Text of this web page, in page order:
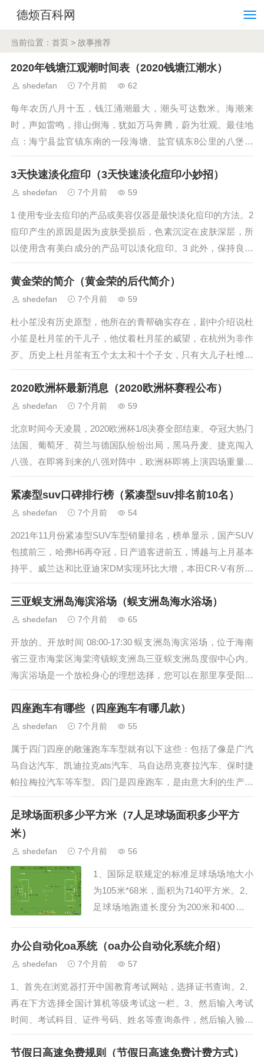
德烦百科网
当前位置： 首页 > 故事推荐
2020年钱塘江观潮时间表（2020钱塘江潮水）
shedefan 7个月前 62
每年农历八月十五，钱江涌潮最大，潮头可达数米。海潮来
时，声如雷鸣，排山倒海，犹如万马奔腾，蔚为壮观。最佳地
点：海宁县盐官镇东南的一段海塘、盐官镇东8公里的八堡、
盐官镇西12公里的老盐仓。试着回答一下这...
3天快速淡化痘印（3天快速淡化痘印小妙招）
shedefan 7个月前 59
1 使用专业去痘印的产品或美容仪器是最快淡化痘印的方法。2
痘印产生的原因是因为皮肤受损后，色素沉淀在皮肤深层，所
以使用含有美白成分的产品可以淡化痘印。3 此外，保持良好
的生活习惯，如规律作息、饮食健...
黄金荣的简介（黄金荣的后代简介）
shedefan 7个月前 59
杜小笙没有历史原型，他所在的青帮确实存在，剧中介绍说杜
小笙是杜月笙的干儿子，他仗着杜月笙的威望，在杭州为非作
歹。历史上杜月笙有五个太太和十个子女，只有大儿子杜维藩
是领养的，其他都是亲生子女。杜月笙的干...
2020欧洲杯最新消息（2020欧洲杯赛程公布）
shedefan 7个月前 59
北京时间今天凌晨，2020欧洲杯1/8决赛全部结束。夺冠大热门
法国、葡萄牙、荷兰与德国队纷纷出局，黑马丹麦、捷克闯入
八强。在即将到来的八强对阵中，欧洲杯即将上演四场重量级
较量：分别是瑞士对阵西班牙、比...
紧凑型suv口碑排行榜（紧凑型suv排名前10名）
shedefan 7个月前 54
2021年11月份紧凑型SUV车型销量排名，榜单显示，国产SUV
包揽前三，哈弗H6再夺冠，日产逍客进前五，博越与上月基本
持平。威兰达和比亚迪宋DM实现环比大增，本田CR-V有所好
转，丰田RAV4荣放、...
三亚蜈支洲岛海滨浴场（蜈支洲岛海水浴场）
shedefan 7个月前 65
开放的。开放时间 08:00-17:30 蜈支洲岛海滨浴场，位于海南
省三亚市海棠区海棠湾镇蜈支洲岛三亚蜈支洲岛度假中心内。
海滨浴场是一个放松身心的理想选择，您可以在那里享受阳光
和海浪。海洋之...
四座跑车有哪些（四座跑车有哪几款）
shedefan 7个月前 55
属于四门四座的敞篷跑车车型就有以下这些：包括了像是广汽
马自达汽车、凯迪拉克ats汽车、马自达昂克赛拉汽车、保时捷
帕拉梅拉汽车等车型。四门是四座跑车，是由意大利的生产厂
商进行生产的一种先进的跑车。1.阿...
足球场面积多少平方米（7人足球场面积多少平方
米）
shedefan 7个月前 56
1、国际足联规定的标准足球场场地大小
为105米*68米，面积为7140平方米。2、
足球场地跑道长度分为200米和400米，
同：（1）200米跑道运动场200米4道跑
办公自动化oa系统（oa办公自动化系统介绍）
shedefan 7个月前 57
1、首先在浏览器打开中国教育考试网站，选择证书查询。2、
再在下方选择全国计算机等级考试这一栏。3、然后输入考试
时间、考试科目、证件号码、姓名等查询条件，然后输入验证
码。4、最后点击查询，即可查询相关证...
节假日高速免费规则（节假日高速免费计费方式）